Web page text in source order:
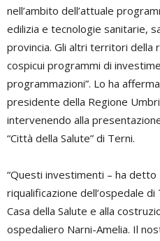
nell’ambito dell’attuale
edilizia e tecnologie sanitarie,
provincia. Gli altri territori della
cospicui programmi di
programmazioni”. Lo ha
presidente della Regione
intervenendo alla
“Città della Salute” di Terni.
“Questi investimenti – ha detto
riqualificazione dell’ospedale
Casa della Salute e alla
ospedaliero Narni-Amelia. Il